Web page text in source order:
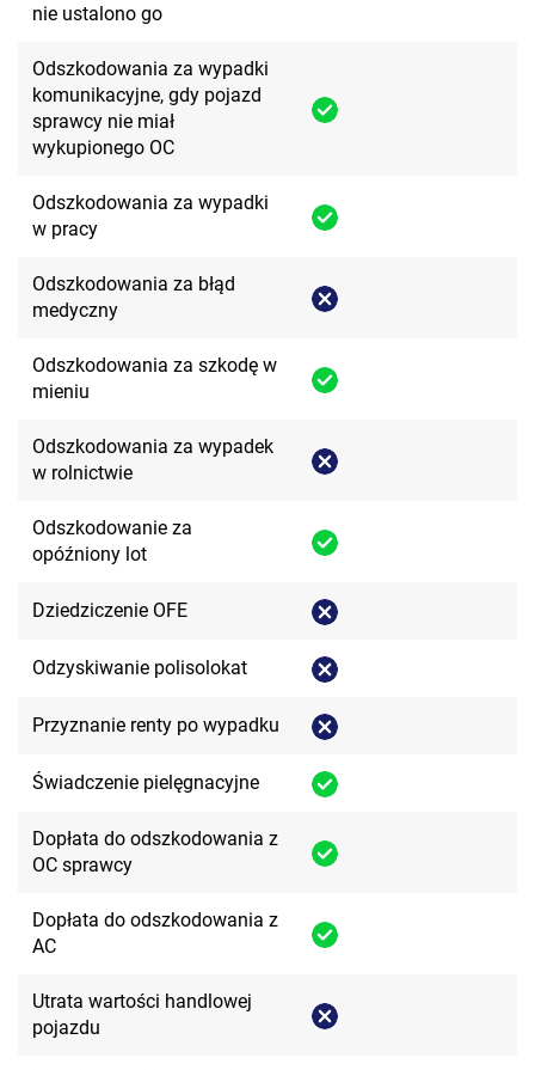
nie ustalono go
Odszkodowania za wypadki
komunikacyjne, gdy pojazd
sprawcy nie miał
wykupionego OC
Odszkodowania za wypadki
w pracy
Odszkodowania za błąd
medyczny
Odszkodowania za szkodę w
mieniu
Odszkodowania za wypadek
w rolnictwie
Odszkodowanie za
opóźniony lot
Dziedziczenie OFE
Odzyskiwanie polisolokat
Przyznanie renty po wypadku
Świadczenie pielęgnacyjne
Dopłata do odszkodowania z
OC sprawcy
Dopłata do odszkodowania z
AC
Utrata wartości handlowej
pojazdu